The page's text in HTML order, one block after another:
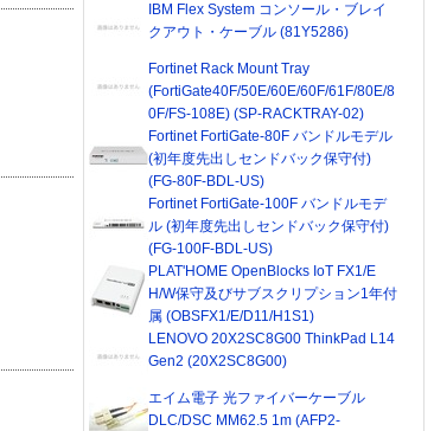
IBM Flex System コンソール・ブレイ
クアウト・ケーブル (81Y5286)
Fortinet Rack Mount Tray
(FortiGate40F/50E/60E/60F/61F/80E/8
0F/FS-108E) (SP-RACKTRAY-02)
Fortinet FortiGate-80F バンドルモデル
(初年度先出しセンドバック保守付)
(FG-80F-BDL-US)
Fortinet FortiGate-100F バンドルモデ
ル (初年度先出しセンドバック保守付)
(FG-100F-BDL-US)
PLAT'HOME OpenBlocks IoT FX1/E
H/W保守及びサブスクリプション1年付
属 (OBSFX1/E/D11/H1S1)
LENOVO 20X2SC8G00 ThinkPad L14
Gen2 (20X2SC8G00)
エイム電子 光ファイバーケーブル
DLC/DSC MM62.5 1m (AFP2-